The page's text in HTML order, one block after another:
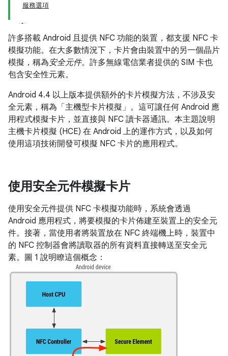
服務選項
許多搭載 Android 且提供 NFC 功能的裝置，都支援 NFC 卡
模擬功能。在大多數情況下，卡片會由裝置中的另一個晶片
模擬，稱為安全元件。許多無線電信業者提供的 SIM 卡也
包含安全性元素。
Android 4.4 以上版本提供額外的卡片模擬方法，不涉及安
全元素，稱為「主機型卡片模擬」 。這可讓任何 Android 應
用程式模擬卡片，並直接與 NFC 讀卡器通訊。本主題說明
主機卡片模擬 (HCE) 在 Android 上的運作方式，以及如何
使用這項技術開發可模擬 NFC 卡片的應用程式。
使用安全元件模擬卡片
使用安全元件提供 NFC 卡模擬功能時，系統會透過
Android 應用程式，將要模擬的卡片佈建至裝置上的安全元
件。接著，當使用者將裝置放在 NFC 終端機上時，裝置中
的 NFC 控制器會將讀取器的所有資料直接轉送至安全元
素。圖 1 說明瞭這個概念：